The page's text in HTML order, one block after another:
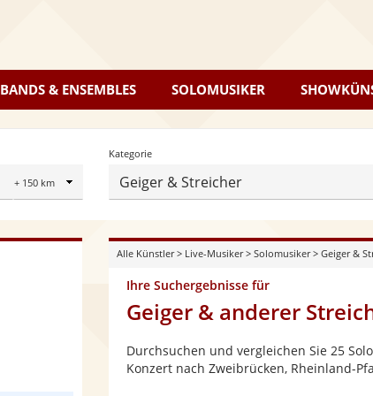
BANDS & ENSEMBLES SOLOMUSIKER
Ort
Events
festlegen
Kategorie
Geiger & Streicher
Alle Künstler> Live-Musiker> Solomusiker> Geiger &
Ihre Suchergebnisse für
Geiger & anderer
Durchsuchen und vergleichen Sie 25
Konzert nach Zweibrücken, Rheinland-